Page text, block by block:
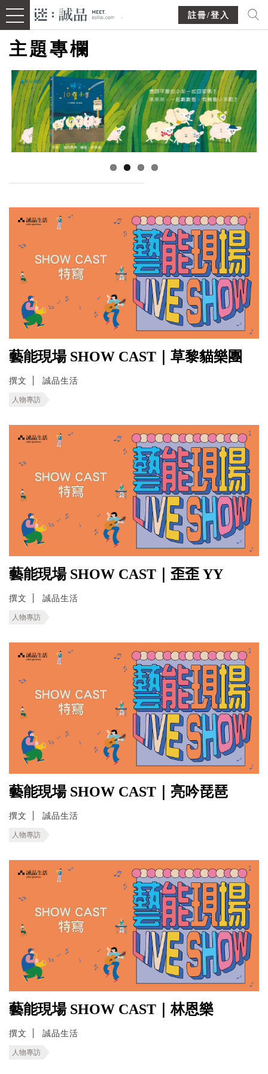
註冊/登入
主題專欄
藝能現場 SHOW CAST｜草黎貓樂團
撰文 誠品生活
人物專訪
藝能現場 SHOW CAST｜歪歪 YY
撰文 誠品生活
人物專訪
藝能現場 SHOW CAST｜亮吟琵琶
撰文 誠品生活
人物專訪
藝能現場 SHOW CAST｜林恩樂
撰文 誠品生活
人物專訪